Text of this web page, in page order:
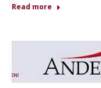
Read more